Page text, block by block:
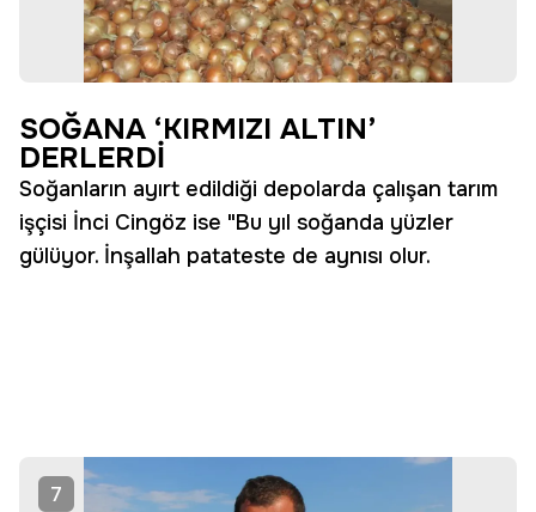
SOĞANA ‘KIRMIZI ALTIN’
DERLERDİ
Soğanların ayırt edildiği depolarda çalışan tarım
işçisi İnci Cingöz ise "Bu yıl soğanda yüzler
gülüyor. İnşallah patateste de aynısı olur.
7